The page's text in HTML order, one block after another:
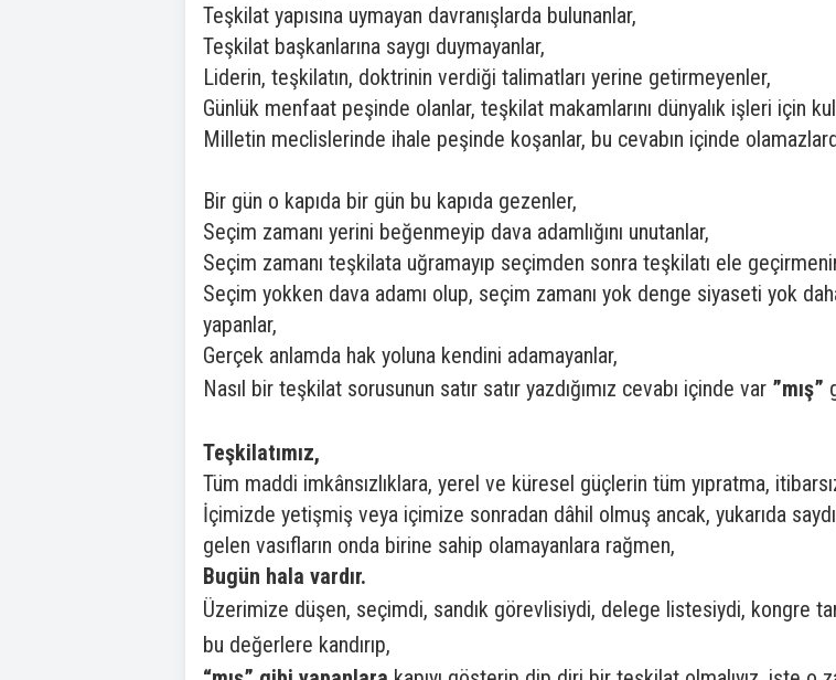
Teşkilat yapısına uymayan davranışlarda bulunanlar,
Teşkilat başkanlarına saygı duymayanlar,
Liderin, teşkilatın, doktrinin verdiği talimatları yerine getirmeyenler,
Günlük menfaat peşinde olanlar, teşkilat makamlarını dünyalık işleri için
Milletin meclislerinde ihale peşinde koşanlar, bu cevabın içinde
Bir gün o kapıda bir gün bu kapıda gezenler,
Seçim zamanı yerini beğenmeyip dava adamlığını unutanlar,
Seçim zamanı teşkilata uğramayıp seçimden sonra teşkilatı ele
Seçim yokken dava adamı olup, seçim zamanı yok denge siyaseti yok
yapanlar,
Gerçek anlamda hak yoluna kendini adamayanlar,
Nasıl bir teşkilat sorusunun satır satır yazdığımız cevabı içinde var ”mış”
Teşkilatımız,
Tüm maddi imkânsızlıklara, yerel ve küresel güçlerin tüm yıpratma,
İçimizde yetişmiş veya içimize sonradan dâhil olmuş ancak, yukarıda
gelen vasıfların onda birine sahip olamayanlara rağmen,
Bugün hala vardır.
Üzerimize düşen, seçimdi, sandık görevlisiydi, delege listesiydi, kongre
bu değerlere kandırıp,